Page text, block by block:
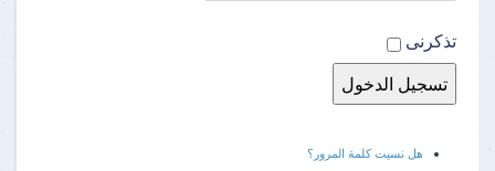
تذكرنى
هل نسيت كلمة المرور؟